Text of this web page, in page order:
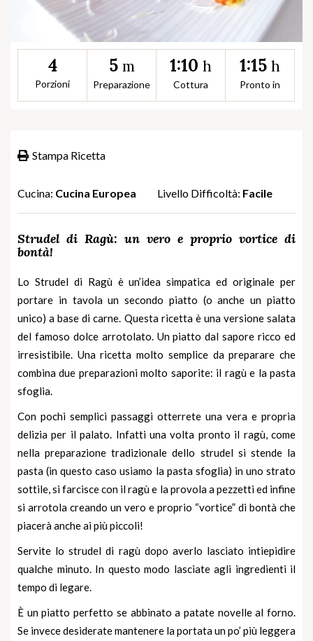
4
Porzioni
5 m
Preparazione
1:10 h
Cottura
1:15 h
Pronto in
Stampa Ricetta
Cucina: Cucina Europea Livello Difficoltà: Facile
Strudel di Ragù: un vero e proprio vortice di
bontà!
Lo Strudel di Ragù è un’idea simpatica ed originale per
portare in tavola un secondo piatto (o anche un piatto
unico) a base di carne. Questa ricetta è una versione salata
del famoso dolce arrotolato. Un piatto dal sapore ricco ed
irresistibile. Una ricetta molto semplice da preparare che
combina due preparazioni molto saporite: il ragùe lapasta
sfoglia.
Con pochi semplici passaggi otterrete una vera e propria
delizia per il palato. Infatti una volta pronto il ragù, come
nella preparazione tradizionale dello strudel si stende la
pasta (in questo caso usiamo la pasta sfoglia) in uno strato
sottile, si farcisce con il ragù e la provola a pezzetti ed infine
si arrotola creando un vero e proprio “vortice” di bontà che
piacerà anche ai più piccoli!
Servite lo strudel di ragù dopo averlo lasciato intiepidire
qualche minuto. In questo modo lasciate agli ingredienti il
tempo di legare.
È un piatto perfetto se abbinato a patate novelle al forno.
Se invece desiderate mantenere la portata un po’ più leggera